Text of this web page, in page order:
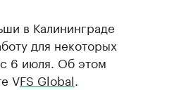
в Калининграде
для некоторых
6 июля. Об этом
VFS Global